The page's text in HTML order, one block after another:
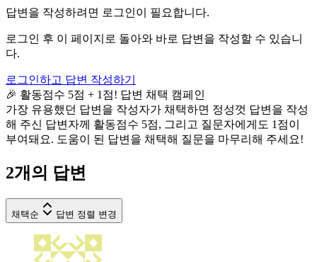
답변을 작성하려면 로그인이 필요합니다.
로그인 후 이 페이지로 돌아와 바로 답변을 작성할 수 있습니
다.
로그인하고 답변 작성하기
🎉 활동점수 5점 + 1점! 답변 채택 캠페인
가장 유용했던 답변을 작성자가 채택하면 정성껏 답변을 작성
해 주신 답변자께 활동점수 5점, 그리고 질문자에게도 1점이
부여돼요. 도움이 된 답변을 채택해 질문을 마무리해 주세요!
2개의 답변
채택순 답변 정렬 변경